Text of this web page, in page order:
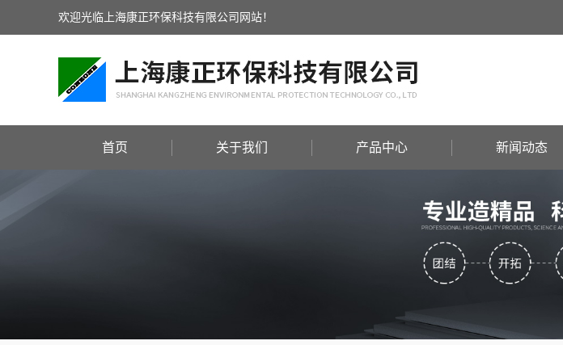
欢迎光临上海康正环保科技有限公司网站！
首页 关于我们 产品中心 新闻动态